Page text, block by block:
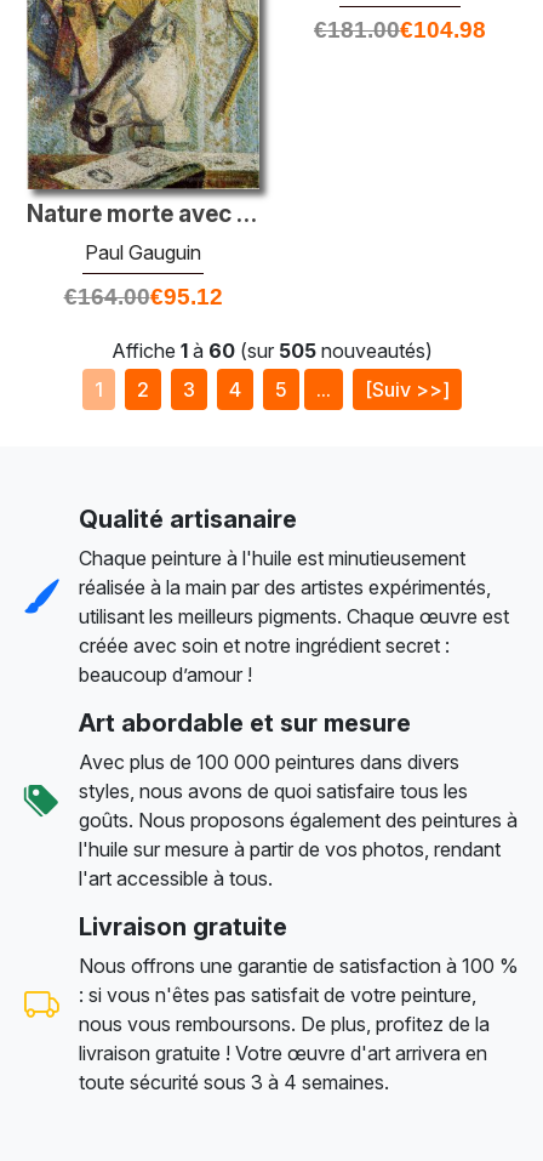
€181.00€104.98
Nature morte avec la tête de Horse
Paul Gauguin
€164.00€95.12
Affiche 1à 60(sur 505nouveautés)
1
2 3 4 5 ... [Suiv >>]
Qualité artisanaire
Chaque peinture à l'huile est minutieusement
réalisée à la main par des artistes expérimentés,
utilisant les meilleurs pigments. Chaque œuvre est
créée avec soin et notre ingrédient secret :
beaucoup d’amour !
Art abordable et sur mesure
Avec plus de 100 000 peintures dans divers
styles, nous avons de quoi satisfaire tous les
goûts. Nous proposons également des peintures à
l'huile sur mesure à partir de vos photos, rendant
l'art accessible à tous.
Livraison gratuite
Nous offrons une garantie de satisfaction à 100 %
: si vous n'êtes pas satisfait de votre peinture,
nous vous remboursons. De plus, profitez de la
livraison gratuite ! Votre œuvre d'art arrivera en
toute sécurité sous 3 à 4 semaines.